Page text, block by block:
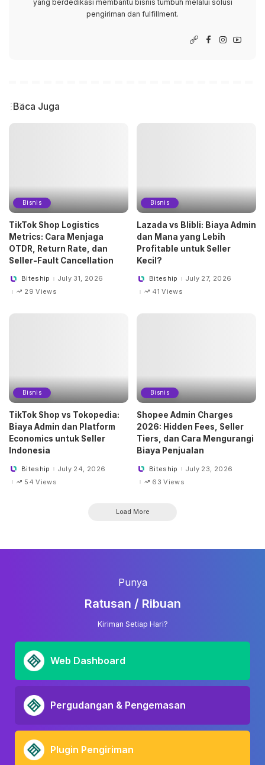
yang berdedikasi membantu bisnis tumbuh melalui solusi
pengiriman dan fulfillment.
Baca Juga
Bisnis
TikTok Shop Logistics
Metrics: Cara Menjaga
OTDR, Return Rate, dan
Seller-Fault Cancellation
PostedBiteship
July 31, 2026
29 Views
Bisnis
Lazada vs Blibli: Biaya Admin
dan Mana yang Lebih
Profitable untuk Seller
Kecil?
PostedBiteship
July 27, 2026
41 Views
Bisnis
TikTok Shop vs Tokopedia:
Biaya Admin dan Platform
Economics untuk Seller
Indonesia
PostedBiteship
July 24, 2026
54 Views
Bisnis
Shopee Admin Charges
2026: Hidden Fees, Seller
Tiers, dan Cara Mengurangi
Biaya Penjualan
PostedBiteship
July 23, 2026
63 Views
Load More
Punya
Ratusan / Ribuan
Kiriman Setiap Hari?
Web Dashboard
Pergudangan & Pengemasan
Plugin Pengiriman